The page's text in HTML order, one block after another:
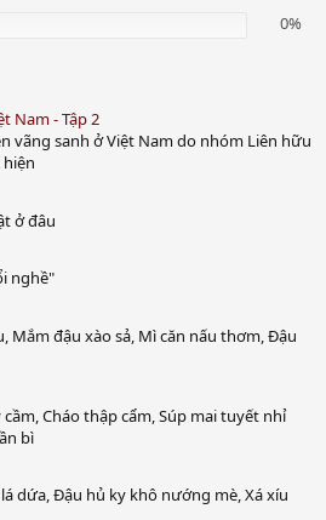
0%
Nam - Tập 2
vãng sanh ở Việt Nam do nhóm Liên hữu
ở đâu
nghề"
Mắm đậu xào sả, Mì căn nấu thơm, Đậu
Cháo thập cẩm, Súp mai tuyết nhỉ
bì
dứa, Đậu hủ ky khô nướng mè, Xá xíu